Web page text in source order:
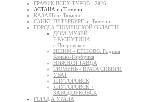
ГРАФИК ВСЕХ ТУРОВ - 2026
АСТАНА из Тюмени
КАЗАНЬ из Тюмени
САНКТ-ПЕТЕРБУРГ из Тюмени
ГОРОДА ТЮМЕНСКОЙ ОБЛАСТИ
ДОМ-МУЗЕЙ
Г.РАСПУТИНА,
с.Покровское
ИШИМ - ЕРШОВО: Родина
Конька-Горбунка
НИЖНЯЯ ТАВДА
ТЮМЕНЬ - ВРАТА СИБИРИ
УВАТ
ЯЛУТОРОВСК
ЯЛУТОРОВСК +
ЗАВОДОУКОВСК
ГОРОДА УРАЛА